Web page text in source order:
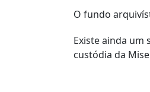
O fundo
Existe ainda um
custódia da